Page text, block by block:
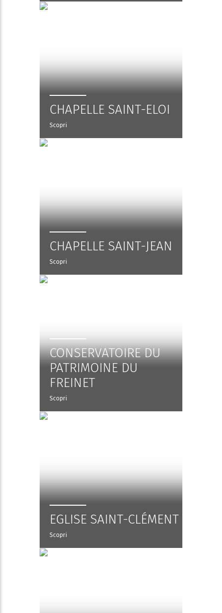
CHAPELLE SAINT-ELOI
Scopri
CHAPELLE SAINT-JEAN
Scopri
CONSERVATOIRE DU
PATRIMOINE DU
FREINET
Scopri
EGLISE SAINT-CLÉMENT
Scopri